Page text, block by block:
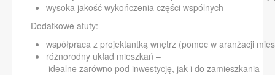
wysoka jakość wykończenia części wspólnych
Dodatkowe atuty:
współpraca z projektantką wnętrz (pomoc w aranżacji
różnorodny układ mieszkań –
idealne zarówno pod inwestycję, jak i do zamieszkania